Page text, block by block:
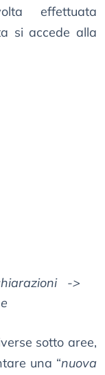
effettuata
si accede alla
->
sotto aree,
una “nuova